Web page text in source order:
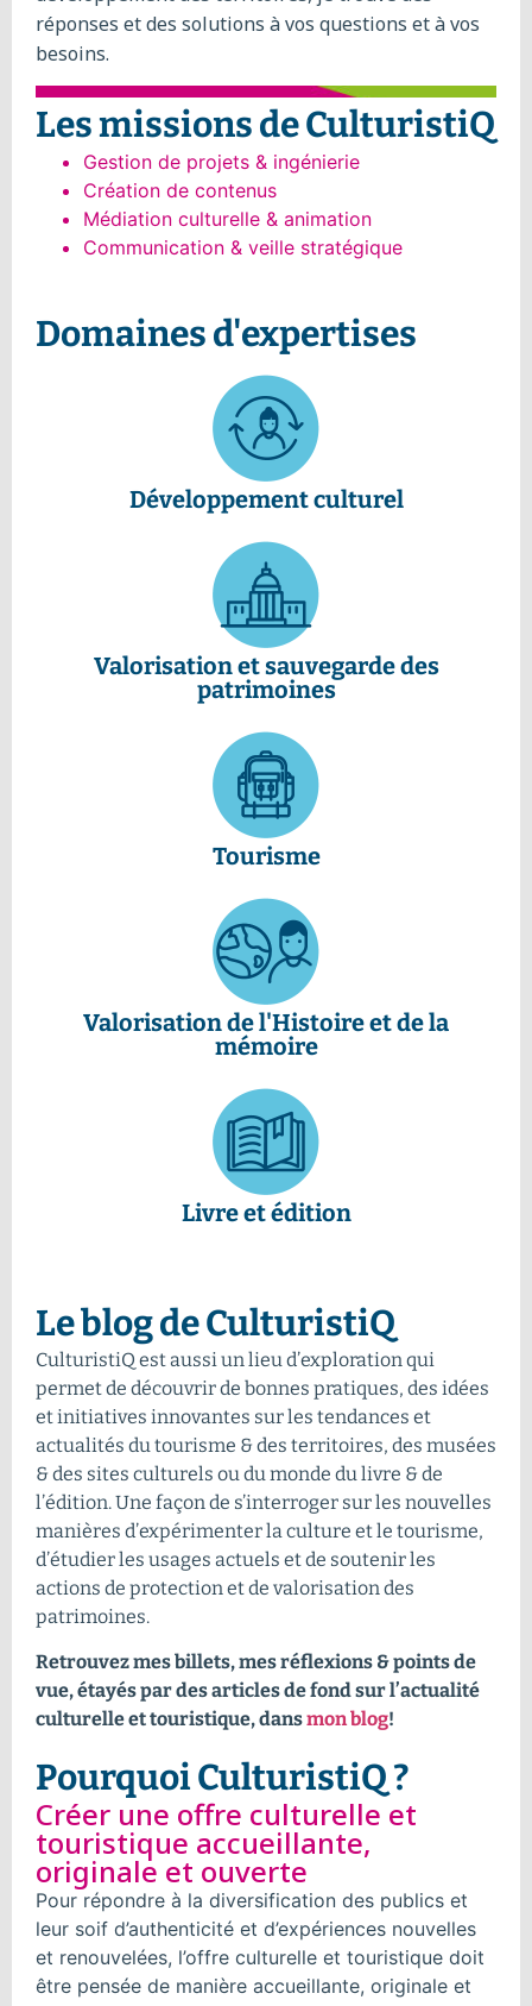
réponses et des solutions à vos questions et à vos
besoins.
Les missions de CulturistiQ
Gestion de projets & ingénierie
Création de contenus
Médiation culturelle & animation
Communication & veille stratégique
Domaines d'expertises
Développement culturel
Valorisation et sauvegarde des
patrimoines
Tourisme
Valorisation de l'Histoire et de la
mémoire
Livre et édition
Le blog de CulturistiQ
CulturistiQ est aussi un lieu d’exploration qui
permet de découvrir de bonnes pratiques, des idées
et initiatives innovantes sur les tendances et
actualités du tourisme & des territoires, des musées
& des sites culturels ou du monde du livre & de
l’édition. Une façon de s’interroger sur les nouvelles
manières d’expérimenter la culture et le tourisme,
d’étudier les usages actuels et de soutenir les
actions de protection et de valorisation des
patrimoines.
Retrouvez mes billets, mes réflexions & points de
vue, étayés par des articles de fond sur l’actualité
culturelle et touristique, dansmon blog!
Pourquoi CulturistiQ ?
Créer une offre culturelle et
touristique accueillante,
originale et ouverte
Pour répondre à la diversification des publics et
leur soif d’authenticité et d’expériences nouvelles
et renouvelées, l’offre culturelle et touristique doit
être pensée de manière accueillante, originale et